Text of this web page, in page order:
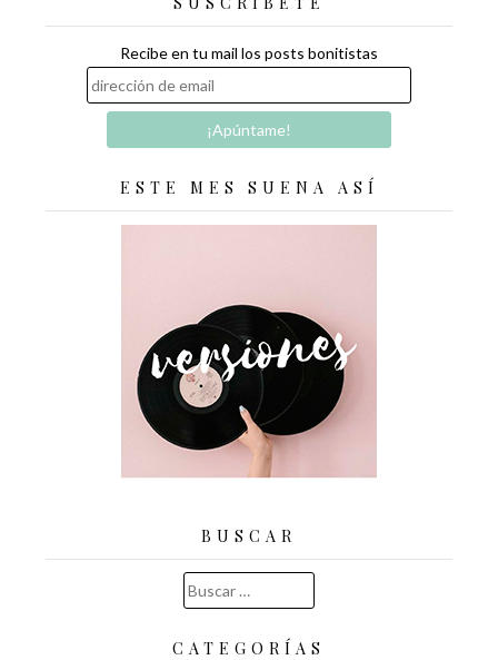
Recibe en tu mail los posts bonitistas
ESTE MES SUENA ASÍ
BUSCAR
Buscar:
CATEGORÍAS